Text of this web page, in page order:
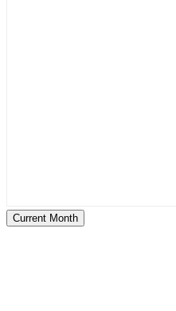
Current Month